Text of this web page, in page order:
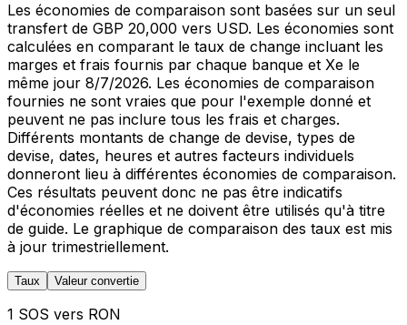
Les économies de comparaison sont basées sur un seul
transfert de GBP 20,000 vers USD. Les économies sont
calculées en comparant le taux de change incluant les
marges et frais fournis par chaque banque et Xe le
même jour 8/7/2026. Les économies de comparaison
fournies ne sont vraies que pour l'exemple donné et
peuvent ne pas inclure tous les frais et charges.
Différents montants de change de devise, types de
devise, dates, heures et autres facteurs individuels
donneront lieu à différentes économies de comparaison.
Ces résultats peuvent donc ne pas être indicatifs
d'économies réelles et ne doivent être utilisés qu'à titre
de guide. Le graphique de comparaison des taux est mis
à jour trimestriellement.
Taux Valeur convertie
1 SOS vers RON